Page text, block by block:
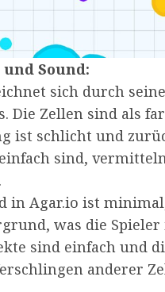
Sound:
sich durch
Die Zellen sind als
ist schlicht und
sind,
in Agar.io ist
was die Spieler
sind einfach und
anderer